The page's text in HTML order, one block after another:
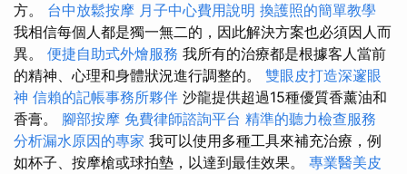
方。 台中放鬆按摩 月子中心費用說明 換護照的簡單教學
我相信每個人都是獨一無二的，因此解決方案也必須因人而
異。 便捷自助式外燴服務 我所有的治療都是根據客人當前
的精神、心理和身體狀況進行調整的。 雙眼皮打造深邃眼
神 信賴的記帳事務所夥伴 沙龍提供超過15種優質香薰油和
香膏。 腳部按摩 免費律師諮詢平台 精準的聽力檢查服務
分析漏水原因的專家 我可以使用多種工具來補充治療，例
如杯子、按摩槍或球拍墊，以達到最佳效果。 專業醫美皮